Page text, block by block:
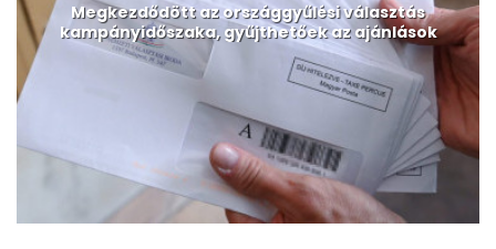
Megkezdődött az országgyűlési választás
kampányidőszaka, gyűjthetőek az ajánlások